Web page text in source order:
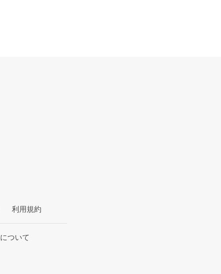
利用規約
ついて